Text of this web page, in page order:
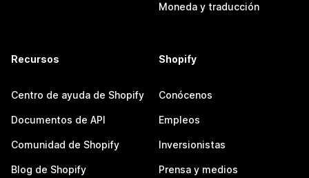
Moneda y traducción
Recursos
Centro de ayuda de Shopify
Documentos de API
Comunidad de Shopify
Blog de Shopify
Shopify
Conócenos
Empleos
Inversionistas
Prensa y medios